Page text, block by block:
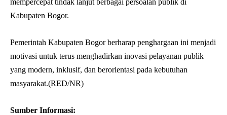
Kabupaten Bogor.
Pemerintah Kabupaten Bogor berharap penghargaan ini menjadi
motivasi untuk terus menghadirkan inovasi pelayanan publik
yang modern, inklusif, dan berorientasi pada kebutuhan
masyarakat.(RED/NR)
Sumber Informasi: